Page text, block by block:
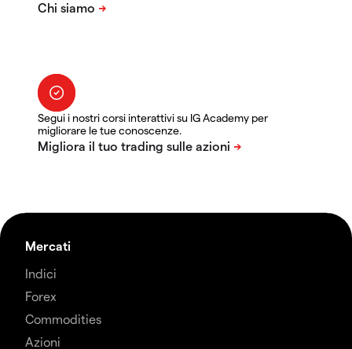
Segui i nostri corsi interattivi su IG Academy per
migliorare le tue conoscenze.
Mercati
Indici
Forex
Commodities
Azioni